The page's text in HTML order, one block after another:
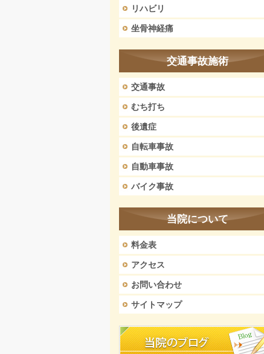
リハビリ
坐骨神経痛
交通事故施術
交通事故
むち打ち
後遺症
自転車事故
自動車事故
バイク事故
当院について
料金表
アクセス
お問い合わせ
サイトマップ